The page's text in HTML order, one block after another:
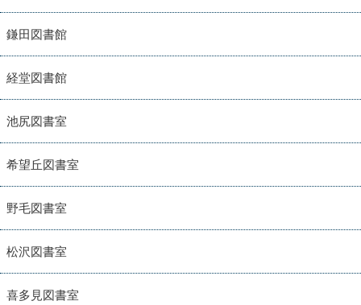
鎌田図書館
経堂図書館
池尻図書室
希望丘図書室
野毛図書室
松沢図書室
喜多見図書室